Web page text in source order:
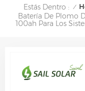
Estás Dentro : /
Batería De Plomo
100ah Para Los